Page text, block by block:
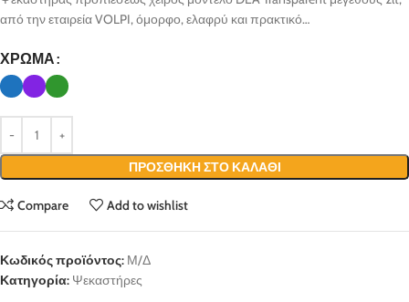
από την εταιρεία VOLPI, όμορφο, ελαφρύ και πρακτικό…
ΧΡΏΜΑ
ΠΡΟΣΘΉΚΗ ΣΤΟ ΚΑΛΆΘΙ
Compare Add to wishlist
Κωδικός προϊόντος: Μ/Δ
Κατηγορία: Ψεκαστήρες